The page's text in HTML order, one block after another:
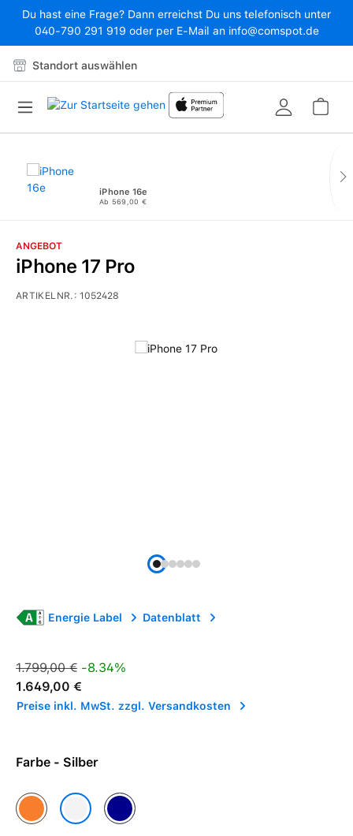
Zum Hauptinhalt springen
Du hast eine Frage? Dann erreichst Du uns telefonisch unter
040-790 291 919 oder per E-Mail an info@comspot.de
Standort auswählen
iPhone 16e
Ab 569,00 €
Bildergalerie überspringen
Energie Label Datenblatt
ANGEBOT
iPhone 17 Pro
ARTIKELNR.:1052428
Verkaufspreis:
Regulärer Preis:
1.799,00 € -8.34%
1.649,00 €
Preise inkl. MwSt. zzgl. Versandkosten
Farbe - Silber
Cosmic Orange
Silber Tiefblau